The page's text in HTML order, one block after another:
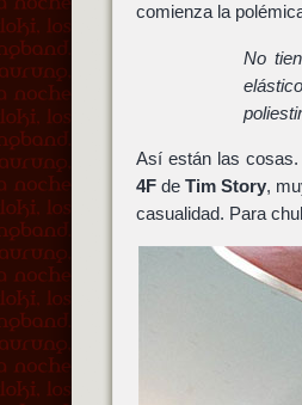
comienza la
No
Así están las
4Fde Tim Story,
casualidad. Para